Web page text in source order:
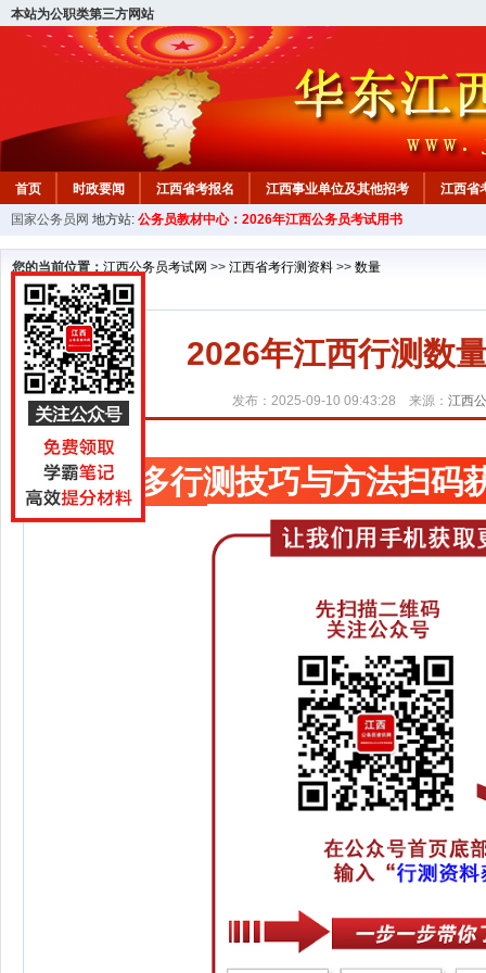
本站为公职类第三方网站
首页 时政要闻 江西省考报名 江西事业单位及其他招考 江西省
教材中心
国家公务员网 地方站: 公务员教材中心：2026年江西公务员考试用书
您的当前位置： 江西公务员考试网 >> 江西省考行测资料 >> 数量
2026年江西行测数
发布：2025-09-10 09:43:28 来源： 江西
更多行测技巧与方法扫码